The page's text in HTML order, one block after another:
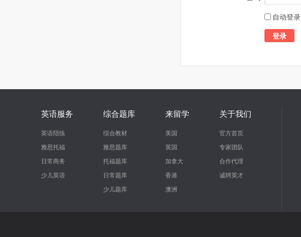
自动登录
登录
英语服务
英语陪练
雅思托福
日常商务
少儿英语
综合题库
综合教材
雅思题库
托福题库
日常题库
少儿题库
来留学
美国
英国
加拿大
香港
澳洲
关于我们
官方首页
专家团队
合作代理
诚聘英才